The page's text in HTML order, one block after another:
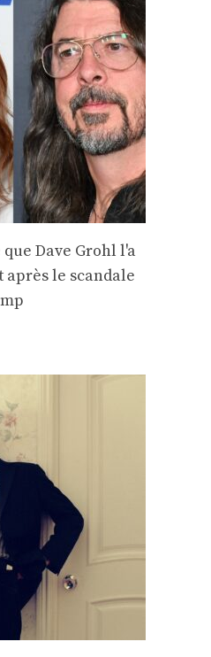
Dave Grohl l'a
le scandale